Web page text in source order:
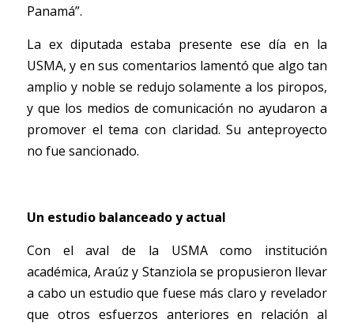
Panamá”.
La ex diputada estaba presente ese día en la
USMA, y en sus comentarios lamentó que algo tan
amplio y noble se redujo solamente a los piropos,
y que los medios de comunicación no ayudaron a
promover el tema con claridad. Su anteproyecto
no fue sancionado.
Un estudio balanceado y actual
Con el aval de la USMA como institución
académica, Araúz y Stanziola se propusieron llevar
a cabo un estudio que fuese más claro y revelador
que otros esfuerzos anteriores en relación al